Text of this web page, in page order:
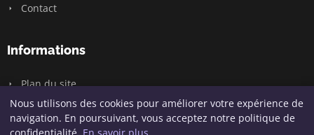
Contact
Informations
Plan du site
Nous utilisons des cookies pour améliorer votre expérience de
navigation. En poursuivant, vous acceptez notre politique de